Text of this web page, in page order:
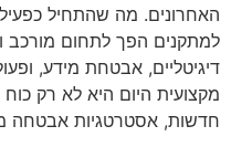
האחרונים. מה שהתחיל
למתקנים הפך לתחום מורכב
דיגיטליים, אבטחת מידע,
מקצועית היום היא לא רק
חדשות, אסטרטגיות אבטחה